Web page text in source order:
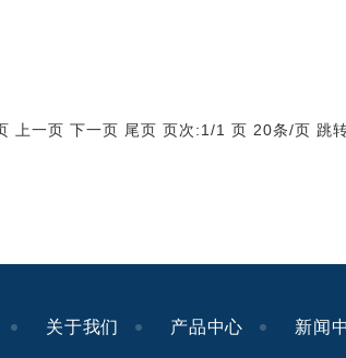
上一页 下一页 尾页 页次:1/1 页 20条/页 跳
关于我们 产品中心 新闻